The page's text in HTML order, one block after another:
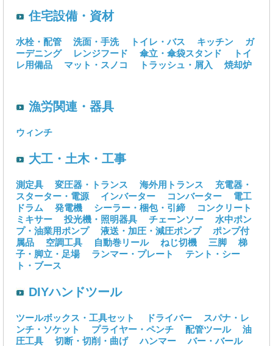
住宅設備・資材
水栓・配管 洗面・手洗 トイレ・バス キッチン
ガ
ーデニング
レンジフード 傘立・傘袋スタンド
トイ
レ用備品
マット・スノコ トラッシュ・屑入 焼却炉
漁労関連・器具
ウィンチ
大工・土木・工事
測定具 変圧器・トランス 海外用トランス
充電器・
スターター・電源
インバーター コンバーター
電工
ドラム
発電機 シーラー・梱包・引締
コンクリート
ミキサー
投光機・照明器具 チェーンソー
水中ポン
プ・油業用ポンプ
液送・加圧・減圧ポンプ
ポンプ付
属品
空調工具 自動巻リール ねじ切機 三脚
梯
子・脚立・足場
ランマー・プレート
テント・シー
ト・ブース
DIYハンドツール
ツールボックス・工具セット ドライバー
スパナ・レ
ンチ・ソケット
プライヤー・ペンチ 配管ツール
油
圧工具
切断・切削・曲げ ハンマー バー・バール